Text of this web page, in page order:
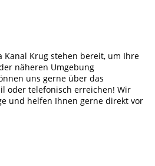
Kanal Krug stehen bereit, um Ihre
näheren Umgebung
uns gerne über das
oder telefonisch erreichen! Wir
und helfen Ihnen gerne direkt vor